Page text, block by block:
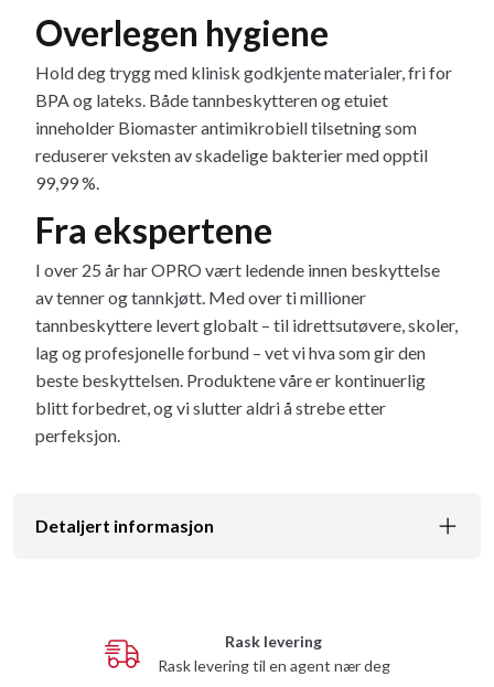
Overlegen hygiene
Hold deg trygg med klinisk godkjente materialer, fri for
BPA og lateks. Både tannbeskytteren og etuiet
inneholder Biomaster antimikrobiell tilsetning som
reduserer veksten av skadelige bakterier med opptil
99,99 %.
Fra ekspertene
I over 25 år har OPRO vært ledende innen beskyttelse
av tenner og tannkjøtt. Med over ti millioner
tannbeskyttere levert globalt – til idrettsutøvere, skoler,
lag og profesjonelle forbund – vet vi hva som gir den
beste beskyttelsen. Produktene våre er kontinuerlig
blitt forbedret, og vi slutter aldri å strebe etter
perfeksjon.
Detaljert informasjon
Rask levering
Rask levering til en agent nær deg